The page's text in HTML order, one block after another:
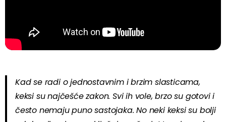
Kad se radi o jednostavnim i brzim slasticama,
keksi su najčešće zakon. Svi ih vole, brzo su gotovi i
često nemaju puno sastojaka. No neki keksi su bolji